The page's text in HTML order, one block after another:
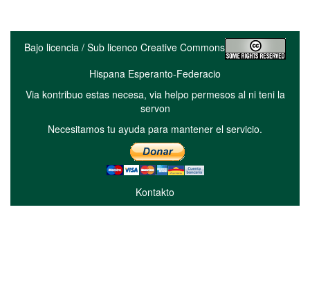
Bajo licencia / Sub licenco Creative Commons
Hispana Esperanto-Federacio
Via kontribuo estas necesa, via helpo permesos al ni teni la
servon
Necesitamos tu ayuda para mantener el servicio.
Kontakto